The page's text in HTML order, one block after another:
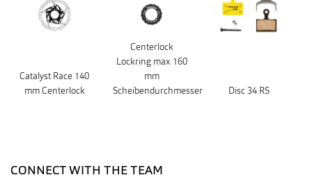
Catalyst Race 140
mm Centerlock
Centerlock
Lockring max 160
mm
Scheibendurchmesser
Disc 34 RS
CONNECT WITH THE TEAM